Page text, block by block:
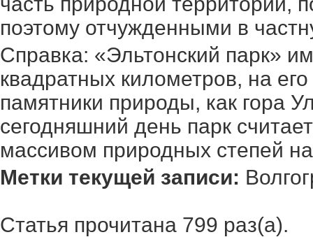
поэтому отчужденными в
Справка: «Эльтонский парк»
квадратных километров, на
памятники природы, как гора
сегодняшний день парк
массивом природных степей
Метки текущей записи:
Статья прочитана 799 раз(a).